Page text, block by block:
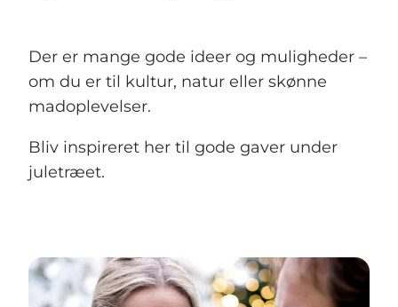
Der er mange gode ideer og muligheder –
om du er til kultur, natur eller skønne
madoplevelser.
Bliv inspireret her til gode gaver under
juletræet.